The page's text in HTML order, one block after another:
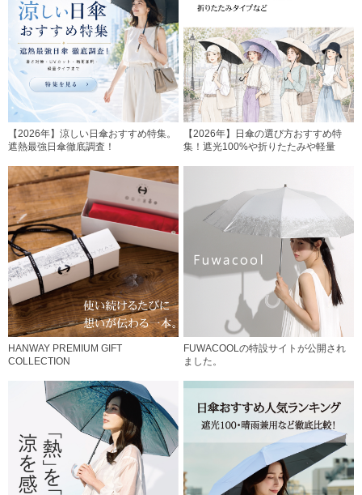
【2026年】涼しい日傘おすすめ特集。
遮熱最強日傘徹底調査！
【2026年】日傘の選び方おすすめ特
集！遮光100%や折りたたみや軽量
HANWAY PREMIUM GIFT
COLLECTION
FUWACOOLの特設サイトが公開され
ました。